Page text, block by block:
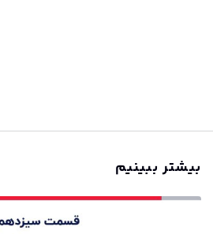
بیشتر ببینیم